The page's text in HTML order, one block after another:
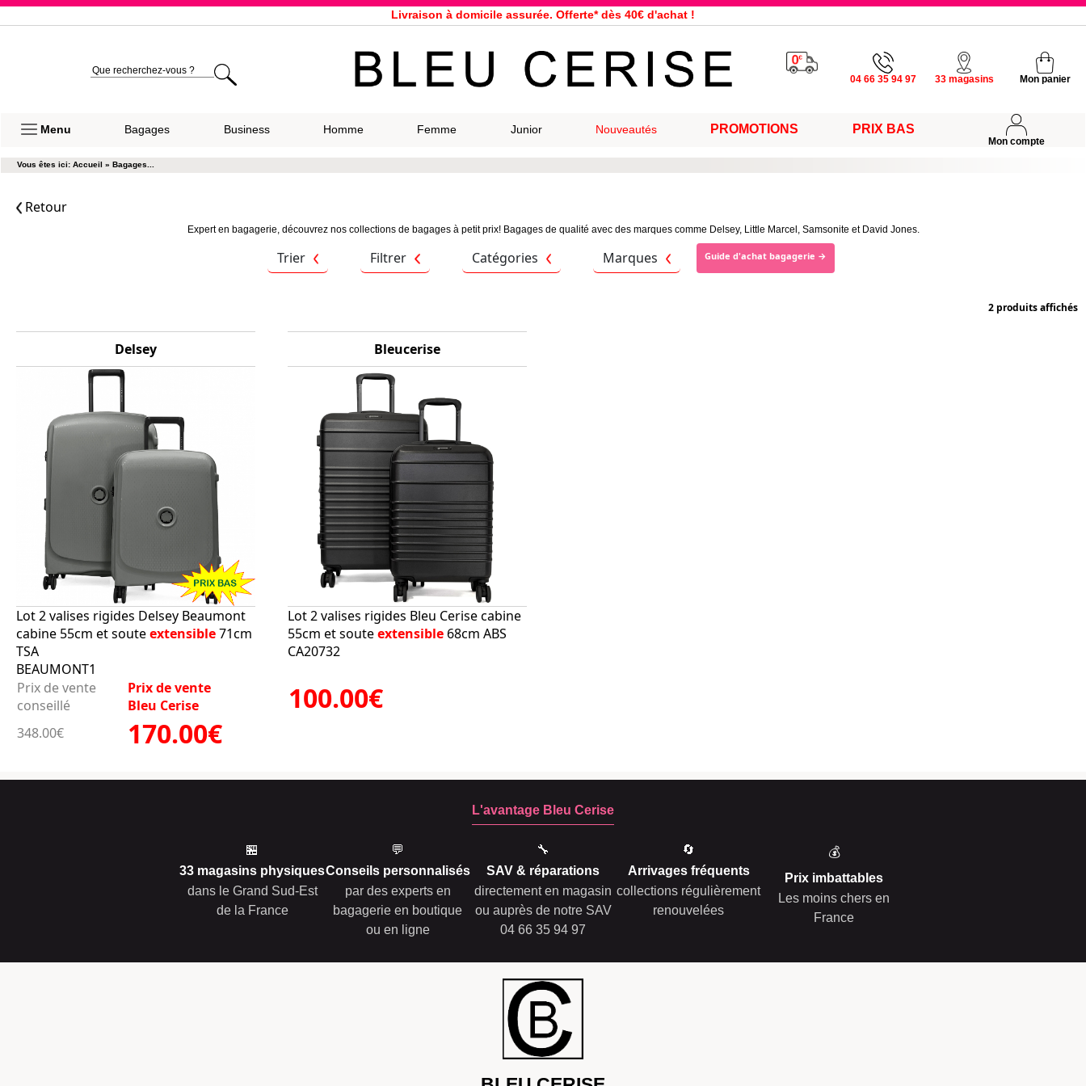
Livraison à domicile assurée. Offerte* dès 40€ d'achat !
Expédition le jour même pour toutes commandes passées avant 12h, du lundi au vendredi
33 magasins répartis dans la France. Un à proximité de chez vous ?
04 66 35 94 97 33 magasins Mon panier
Menu Bagages Business Homme Femme Junior Nouveautés PROMOTIONS PRIX BAS
Mon compte
Vous êtes ici: Accueil » Bagages...
Retour
Expert en bagagerie, découvrez nos collections de bagages à petit prix! Bagages de qualité avec des marques comme Delsey, Little Marcel, Samsonite et David Jones.
Trier Filtrer Catégories Marques Guide d'achat bagagerie →
2 produits affichés
Delsey
Lot 2 valises rigides Delsey Beaumont
cabine 55cm et souteextensible71cm
TSA
BEAUMONT1
Prix de vente
conseillé
Prix de vente
Bleu Cerise
348.00€
170.00€
Bleucerise
Lot 2 valises rigides Bleu Cerise cabine
55cm et souteextensible 68cm ABS
CA20732
100.00€
L'avantage Bleu Cerise
🏪
33 magasins physiques
dans le Grand Sud-Est
de la France
💬
Conseils personnalisés
par des experts en
bagagerie en boutique
ou en ligne
🔧
SAV & réparations
directement en magasin
ou auprès de notre SAV
04 66 35 94 97
🔄
Arrivages fréquents
collections régulièrement
renouvelées
💰
Prix imbattables
Les moins chers en
France